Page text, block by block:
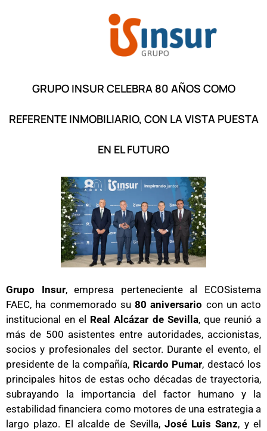
GRUPO INSUR CELEBRA 80 AÑOS COMO
REFERENTE INMOBILIARIO, CON LA VISTA PUESTA
EN EL FUTURO
Grupo Insur, empresa perteneciente al ECOSistema
FAEC, ha conmemorado su 80 aniversario con un acto
institucional en el Real Alcázar de Sevilla, que reunió a
más de 500 asistentes entre autoridades, accionistas,
socios y profesionales del sector. Durante el evento, el
presidente de la compañía, Ricardo Pumar, destacó los
principales hitos de estas ocho décadas de trayectoria,
subrayando la importancia del factor humano y la
estabilidad financiera como motores de una estrategia a
largo plazo. El alcalde de Sevilla, José Luis Sanz, y el